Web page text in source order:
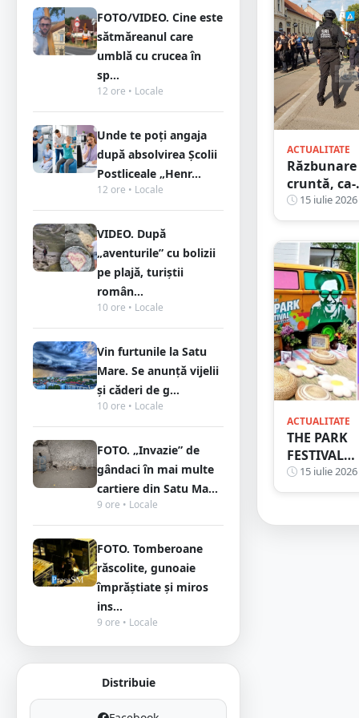
FOTO/VIDEO. Cine este
sătmăreanul care
umblă cu crucea în
sp...
12 ore • Locale
Unde te poți angaja
după absolvirea Școlii
Postliceale „Henr...
12 ore • Locale
VIDEO. După
„aventurile” cu bolizii
pe plajă, turiștii
român...
10 ore • Locale
Vin furtunile la Satu
Mare. Se anunță vijelii
și căderi de g...
10 ore • Locale
FOTO. „Invazie” de
gândaci în mai multe
cartiere din Satu Ma...
9 ore • Locale
FOTO. Tomberoane
răscolite, gunoaie
împrăștiate și miros
ins...
9 ore • Locale
Distribuie
accident
dimineața.
Ce
le-a dat
ACTUALITATE
Răzbunare
cruntă,
filmele cu
mafioți, în
județul
Mare.
Victime
lăsate
pe stradă
15 iulie 2026
ACTUALITATE
THE PARK
FESTIVAL
transformă
Careiul în
distracției!
15 iulie 2026